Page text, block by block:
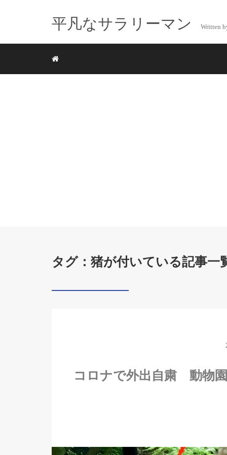
平凡なサラリーマン Written
タグ：猪が付いている記事一
コロナで外出自粛 動物